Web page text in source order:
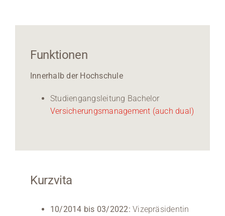
Funktionen
Innerhalb der Hochschule
Studiengangsleitung Bachelor
Versicherungsmanagement (auch dual)
Kurzvita
10/2014 bis 03/2022: Vizepräsidentin